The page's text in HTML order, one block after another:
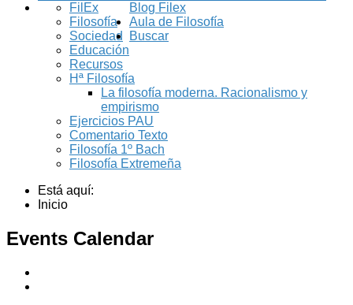
Blog Filex
FilEx
Filosofía
Sociedad
Educación
Recursos
Aula de Filosofía
Hª Filosofía
La filosofía moderna. Racionalismo y
empirismo
Ejercicios PAU
Comentario Texto
Filosofía 1º Bach
Filosofía Extremeña
Buscar
Está aquí:
Inicio
Events Calendar